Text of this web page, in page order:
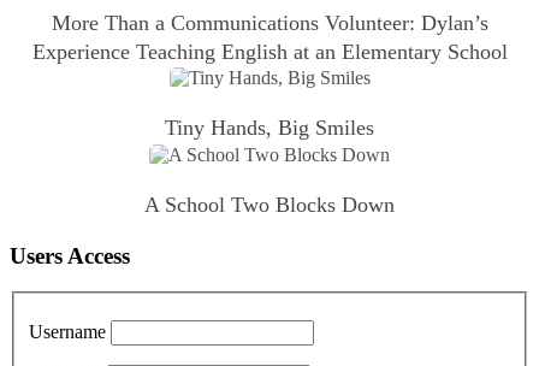
More Than a Communications Volunteer: Dylan’s
Experience Teaching English at an Elementary School
Tiny Hands, Big Smiles
A School Two Blocks Down
Users Access
Username